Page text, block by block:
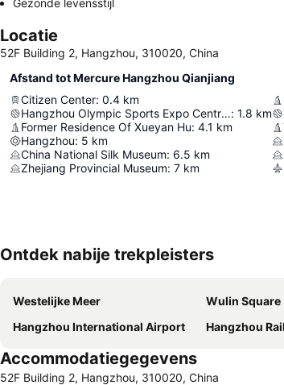
Gezonde levensstijl
Locatie
52F Building 2, Hangzhou, 310020, China
Afstand tot Mercure Hangzhou Qianjiang
Citizen Center: 0.4 km
Hangzhou Olympic Sports Expo Centre Stadium: 1.8 km
Former Residence Of Xueyan Hu: 4.1 km
Hangzhou: 5 km
China National Silk Museum: 6.5 km
Zhejiang Provincial Museum: 7 km
Ontdek nabije trekpleisters
Westelijke Meer Wulin Square
Hangzhou International Airport
Hangzhou
Accommodatiegegevens
52F Building 2, Hangzhou, 310020, China